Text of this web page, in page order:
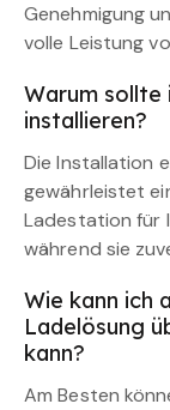
Genehmigung
volle Leistung
Warum sollte
installieren?
Die Installation
gewährleistet
Ladestation für
während sie
Wie kann ich
Ladelösung
kann?
Am Besten